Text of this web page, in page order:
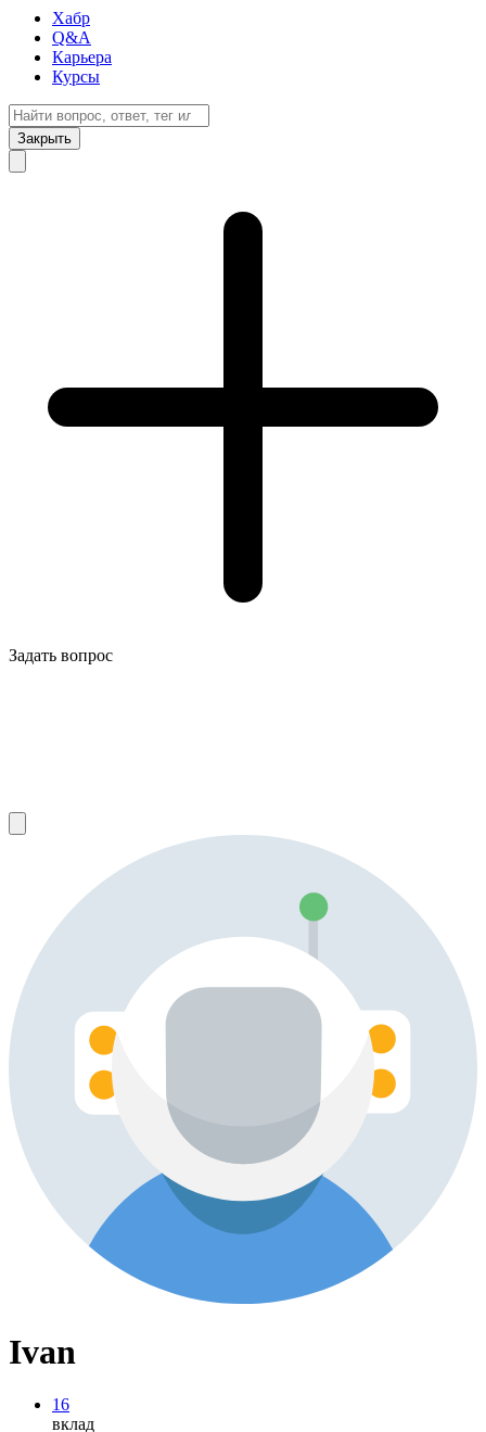
Хабр
Q&A
Карьера
Курсы
Закрыть
Задать вопрос
Ivan
16
вклад